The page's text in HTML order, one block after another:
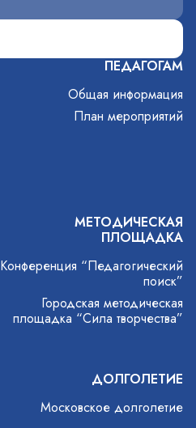
ПЕДАГОГАМ
Общая информация
План мероприятий
МЕТОДИЧЕСКАЯ
ПЛОЩАДКА
Конференция “Педагогический
поиск”
Городская методическая
площадка “Сила творчества”
ДОЛГОЛЕТИЕ
Московское долголетие